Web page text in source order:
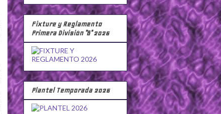
Fixture y Reglamento
Primera División "B" 2026
Plantel Temporada 2026